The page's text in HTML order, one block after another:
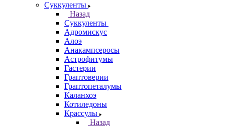
Суккуленты
Назад
Суккуленты
Адромискус
Алоэ
Анакампсеросы
Астрофитумы
Гастерии
Граптоверии
Граптопеталумы
Каланхоэ
Котиледоны
Крассулы
Назад